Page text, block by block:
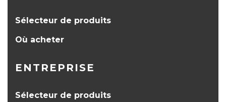
Sélecteur de produits
Où acheter
ENTREPRISE
Sélecteur de produits